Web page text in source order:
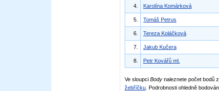
4. Karolína Komárková
5. Tomáš Petrus
6. Tereza Koláčková
7. Jakub Kučera
8. Petr Kovářů ml.
Ve sloupci Body naleznete počet bodů
žebříčku . Podrobnosti ohledně